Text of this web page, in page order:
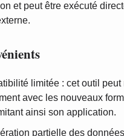
et peut être exécuté
limitée : cet outil
avec les nouveaux
ainsi son application.
partielle des